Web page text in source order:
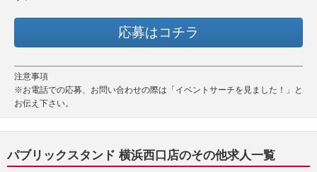
応募はコチラ
注意事項
※お電話での応募、お問い合わせの際は「イベントサーチを見ました！」と
お伝え下さい。
パブリックスタンド 横浜西口店のその他求人一覧